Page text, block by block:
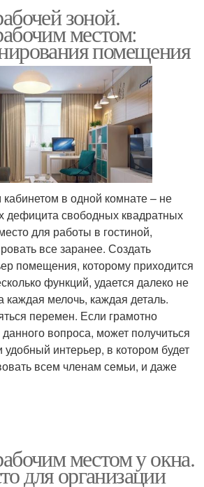
зоной.
местом:
помещения
в одной комнате – не
дефицита свободных квадратных
для работы в гостиной,
все заранее. Создать
помещения, которому приходится
функций, удается далеко не
каждая мелочь, каждая деталь.
перемен. Если грамотно
вопроса, может получиться
интерьер, в котором будет
всем членам семьи, и даже
местом у окна.
для организации